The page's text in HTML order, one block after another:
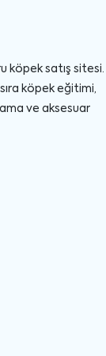
köpek satış sitesi.
köpek eğitimi,
ve aksesuar